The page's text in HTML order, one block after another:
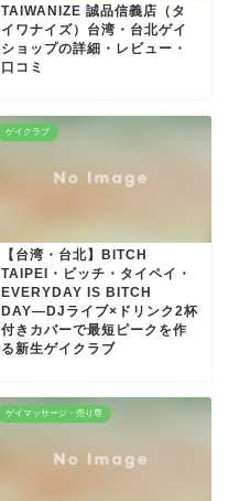
TAIWANIZE 誠品信義店（タ
イワナイズ）台湾・台北ゲイ
ショップの詳細・レビュー・
口コミ
ゲイクラブ
【台湾・台北】BITCH
TAIPEI・ビッチ・タイペイ・
EVERYDAY IS BITCH
DAY―DJライブ×ドリンク2杯
付きカバーで最短ピークを作
る新生ゲイクラブ
ゲイマッサージ・売り専